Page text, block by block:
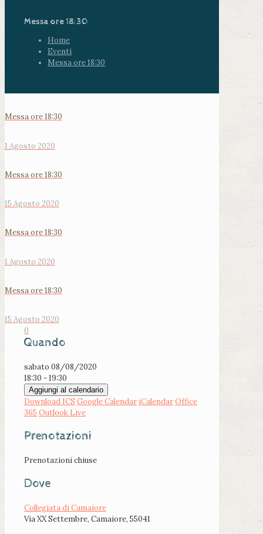
Messa ore 18:30
Home
Eventi
Messa ore 18:30
Messa ore 18:30
1 Agosto 2020
Messa ore 18:30
15 Agosto 2020
Messa ore 18:30
1 Agosto 2020
Messa ore 18:30
15 Agosto 2020
0
Quando
sabato 08/08/2020
18:30 - 19:30
Aggiungi al calendario
Download ICS Google Calendar iCalendarOffice
365 Outlook Live
Prenotazioni
Prenotazioni chiuse
Dove
Collegiata di Camaiore
Via XX Settembre, Camaiore, 55041